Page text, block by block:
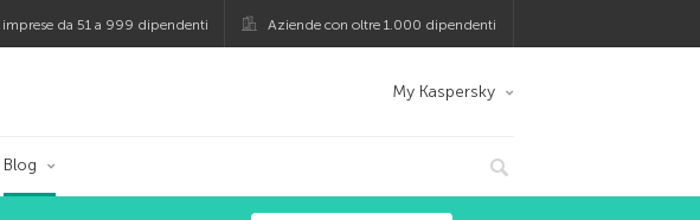
imprese da 51 a 999 dipendenti Aziende con oltre 1.000 dipendenti
My Kaspersky
Blog